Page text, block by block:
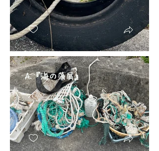
A.『海の藻屑』